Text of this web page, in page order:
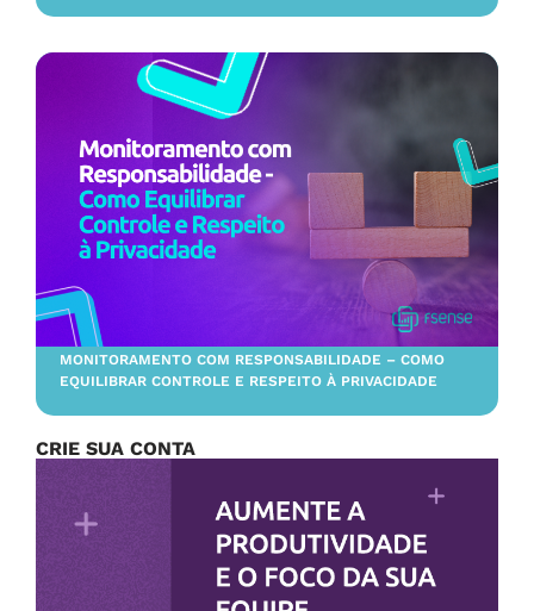
MONITORAMENTO COM RESPONSABILIDADE – COMO
EQUILIBRAR CONTROLE E RESPEITO À PRIVACIDADE
CRIE SUA CONTA